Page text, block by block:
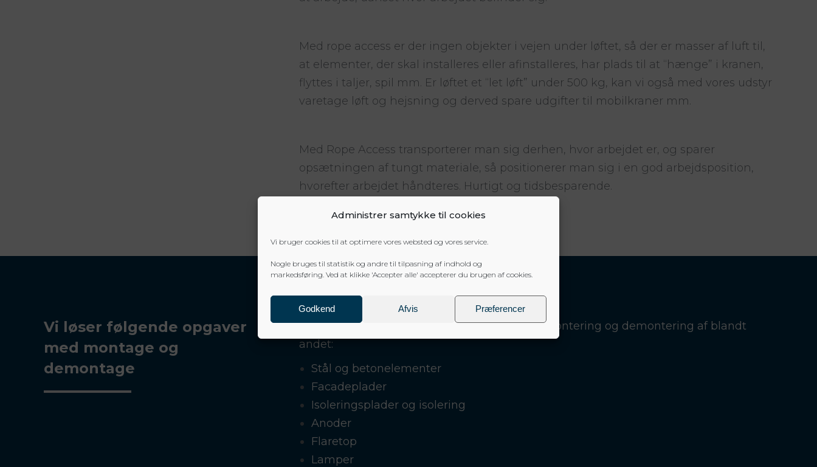
Administrer samtykke til cookies
Vi bruger cookies til at optimere vores websted og vores service.
Nogle bruges til statistik og andre til tilpasning af indhold og
markedsføring. Ved at klikke 'Accepter alle' accepterer du brugen af cookies.
Godkend Afvis Præferencer
Med rope access er der ingen objekter i vejen under løftet, så der er masser af luft til,
at elementer, der skal installeres eller afinstalleres, har plads til at “hænge” i kranen,
flyttes i taljer, spil mm. Er løftet et “let løft” under 500 kg, kan vi også med vores udstyr
varetage løft og hejsning og derved spare udgifter til mobilkraner mm.
Med Rope Access transporterer man sig derhen, hvor arbejdet er, og sparer
opsætningen af tungt materiale, så positionerer man sig i en god arbejdsposition,
hvorefter arbejdet håndteres. Hurtigt og tidsbesparende.
Vi løser følgende opgaver
med montage og
demontage
Vi assisterer og udfører opgaver for dig med montering og demontering af blandt
andet:
Stål og betonelementer
Facadeplader
Isoleringsplader og isolering
Anoder
Flaretop
Lamper